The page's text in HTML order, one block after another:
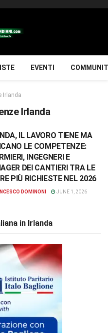
EVENTI
Irlanda
Irlanda
IL LAVORO TIENE MA
LE COMPETENZE:
INGEGNERI E
DEI CANTIERI TRA LE
PIÙ RICHIESTE NEL 2026
DOMINONI JUNE 1, 2026
in Irlanda